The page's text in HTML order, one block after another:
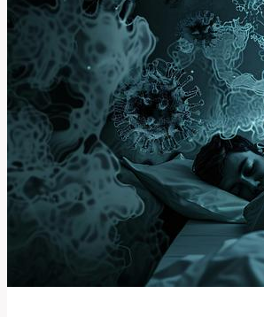
karpálního
tunelu:
Kdy
začít